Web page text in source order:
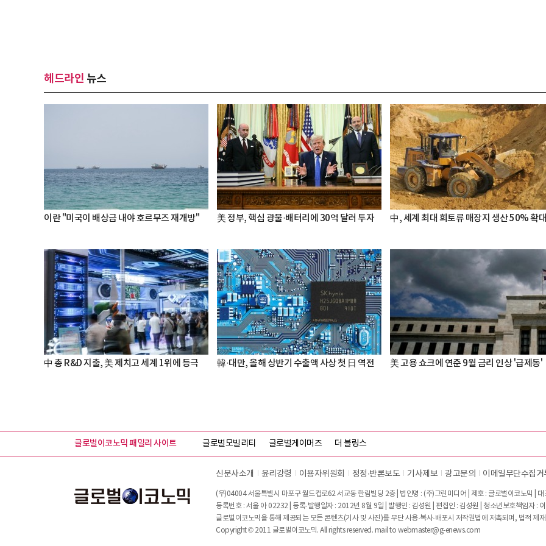
헤드라인 뉴스
이란 "미국이 배상금 내야 호르무즈 재개방" 美 정부, 핵심 광물·배터리에 30억 달러 투자 中, 세계 최대 희토류 매장지 생산 50% 확대
中 총 R&D 지출, 美 제치고 세계 1위에 등극 韓·대만, 올해 상반기 수출액 사상 첫 日 역전 美 고용 쇼크에 연준 9월 금리 인상 '급제동'
글로벌이코노믹 패밀리 사이트 글로벌모빌리티 글로벌게이머즈 더 블링스
신문사소개 윤리강령 이용자위원회 정정∙반론보도 기사제보 광고문의 이메일무단수집거
(우)04004 서울특별시 마포구 월드컵로62 서교동 한림빌딩 2층 | 법인명 : (주)그린미디어 | 제호 : 글로벌이코노믹 |
등록번호 : 서울 아 02232 | 등록·발행일자 : 2012년 8월 9일 | 발행인 : 김성원 | 편집인 : 김성원 | 청소년보호책임자 :
글로벌이코노믹을 통해 제공되는 모든 콘텐츠(기사 및 사진)를 무단 사용·복사·배포시 저작권법에 저촉되며, 법적 제
Copyright © 2011 글로벌이코노믹. All rights reserved. mail to webmaster@g-enews.com